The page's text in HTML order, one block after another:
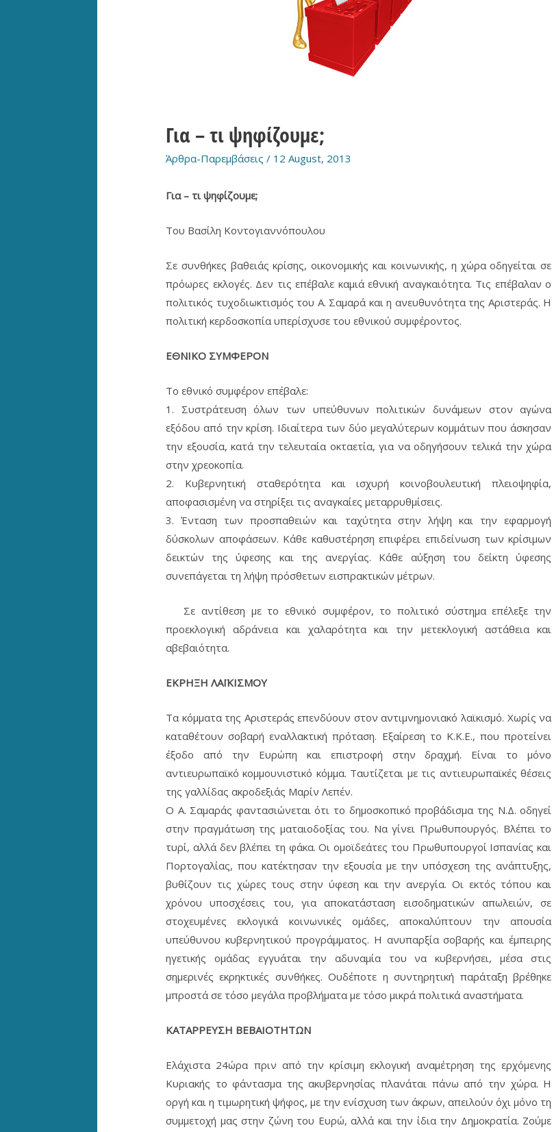
Για – τι ψηφίζουμε;
Άρθρα-Παρεμβάσεις / 12 August, 2013
Για – τι ψηφίζουμε;
Του Βασίλη Κοντογιαννόπουλου
Σε συνθήκες βαθειάς κρίσης, οικονομικής και κοινωνικής, η χώρα οδηγείται σε
πρόωρες εκλογές. Δεν τις επέβαλε καμιά εθνική αναγκαιότητα. Τις επέβαλαν ο
πολιτικός τυχοδιωκτισμός του Α. Σαμαρά και η ανευθυνότητα της Αριστεράς. Η
πολιτική κερδοσκοπία υπερίσχυσε του εθνικού συμφέροντος.
ΕΘΝΙΚΟ ΣΥΜΦΕΡΟΝ
Το εθνικό συμφέρον επέβαλε:
1. Συστράτευση όλων των υπεύθυνων πολιτικών δυνάμεων στον αγώνα
εξόδου από την κρίση. Ιδιαίτερα των δύο μεγαλύτερων κομμάτων που άσκησαν
την εξουσία, κατά την τελευταία οκταετία, για να οδηγήσουν τελικά την χώρα
στην χρεοκοπία.
2. Κυβερνητική σταθερότητα και ισχυρή κοινοβουλευτική πλειοψηφία,
αποφασισμένη να στηρίξει τις αναγκαίες μεταρρυθμίσεις.
3. Ένταση των προσπαθειών και ταχύτητα στην λήψη και την εφαρμογή
δύσκολων αποφάσεων. Κάθε καθυστέρηση επιφέρει επιδείνωση των κρίσιμων
δεικτών της ύφεσης και της ανεργίας. Κάθε αύξηση του δείκτη ύφεσης
συνεπάγεται τη λήψη πρόσθετων εισπρακτικών μέτρων.
Σε αντίθεση με το εθνικό συμφέρον, το πολιτικό σύστημα επέλεξε την
προεκλογική αδράνεια και χαλαρότητα και την μετεκλογική αστάθεια και
αβεβαιότητα.
ΕΚΡΗΞΗ ΛΑΪΚΙΣΜΟΥ
Τα κόμματα της Αριστεράς επενδύουν στον αντιμνημονιακό λαϊκισμό. Χωρίς να
καταθέτουν σοβαρή εναλλακτική πρόταση. Εξαίρεση το Κ.Κ.Ε., που προτείνει
έξοδο από την Ευρώπη και επιστροφή στην δραχμή. Είναι το μόνο
αντιευρωπαϊκό κομμουνιστικό κόμμα. Ταυτίζεται με τις αντιευρωπαϊκές θέσεις
της γαλλίδας ακροδεξιάς Μαρίν Λεπέν.
Ο Α. Σαμαράς φαντασιώνεται ότι το δημοσκοπικό προβάδισμα της Ν.Δ. οδηγεί
στην πραγμάτωση της ματαιοδοξίας του. Να γίνει Πρωθυπουργός. Βλέπει το
τυρί, αλλά δεν βλέπει τη φάκα. Οι ομοϊδεάτες του Πρωθυπουργοί Ισπανίας και
Πορτογαλίας, που κατέκτησαν την εξουσία με την υπόσχεση της ανάπτυξης,
βυθίζουν τις χώρες τους στην ύφεση και την ανεργία. Οι εκτός τόπου και
χρόνου υποσχέσεις του, για αποκατάσταση εισοδηματικών απωλειών, σε
στοχευμένες εκλογικά κοινωνικές ομάδες, αποκαλύπτουν την απουσία
υπεύθυνου κυβερνητικού προγράμματος. Η ανυπαρξία σοβαρής και έμπειρης
ηγετικής ομάδας εγγυάται την αδυναμία του να κυβερνήσει, μέσα στις
σημερινές εκρηκτικές συνθήκες. Ουδέποτε η συντηρητική παράταξη βρέθηκε
μπροστά σε τόσο μεγάλα προβλήματα με τόσο μικρά πολιτικά αναστήματα.
ΚΑΤΑΡΡΕΥΣΗ ΒΕΒΑΙΟΤΗΤΩΝ
Ελάχιστα 24ώρα πριν από την κρίσιμη εκλογική αναμέτρηση της ερχόμενης
Κυριακής το φάντασμα της ακυβερνησίας πλανάται πάνω από την χώρα. Η
οργή και η τιμωρητική ψήφος, με την ενίσχυση των άκρων, απειλούν όχι μόνο τη
συμμετοχή μας στην ζώνη του Ευρώ, αλλά και την ίδια την Δημοκρατία. Ζούμε